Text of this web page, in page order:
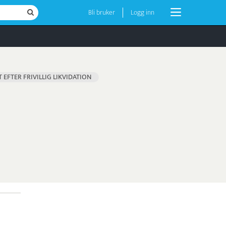
Bli bruker Logg inn
EFTER FRIVILLIG LIKVIDATION